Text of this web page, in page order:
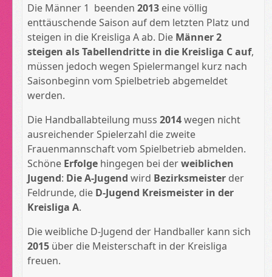
Die Männer 1 beenden2013 eine völlig
enttäuschende Saison auf dem letzten Platz und
steigen in die Kreisliga A ab. Die Männer 2
steigen als Tabellendritte in die Kreisliga C auf,
müssen jedoch wegen Spielermangel kurz nach
Saisonbeginn vom Spielbetrieb abgemeldet
werden.
Die Handballabteilung muss2014wegen nicht
ausreichender Spielerzahl die zweite
Frauenmannschaft vom Spielbetrieb abmelden.
Schöne Erfolge hingegen bei derweiblichen
Jugend: Die A-Jugend wird Bezirksmeister der
Feldrunde, die D-Jugend Kreismeister in der
Kreisliga A.
Die weibliche D-Jugend der Handballer kann sich
2015 über die Meisterschaft in der Kreisliga
freuen.